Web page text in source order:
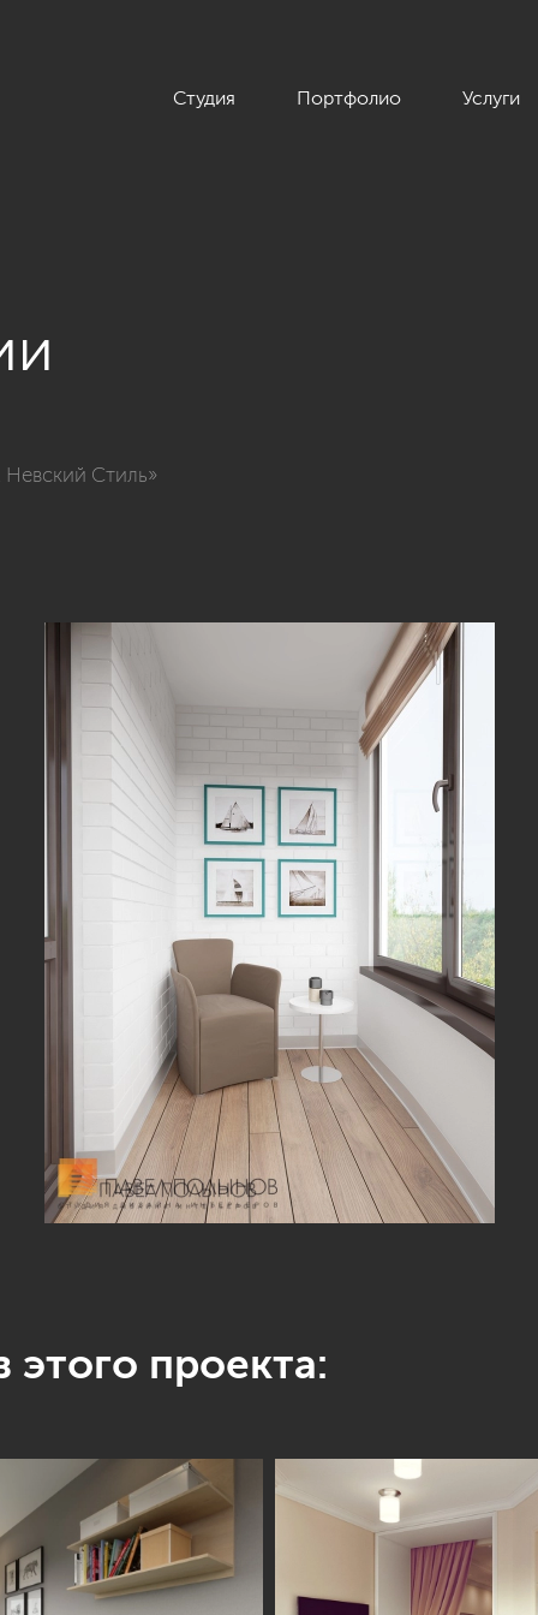
Студия Портфолио Услуги
Стиль»
проекта: